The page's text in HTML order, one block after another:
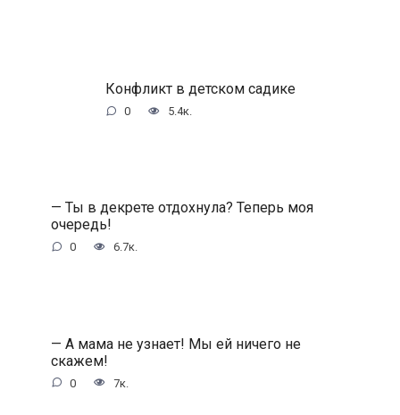
Конфликт в детском садике
0 5.4к.
— Ты в декрете отдохнула? Теперь моя
очередь!
0 6.7к.
— А мама не узнает! Мы ей ничего не
скажем!
0 7к.